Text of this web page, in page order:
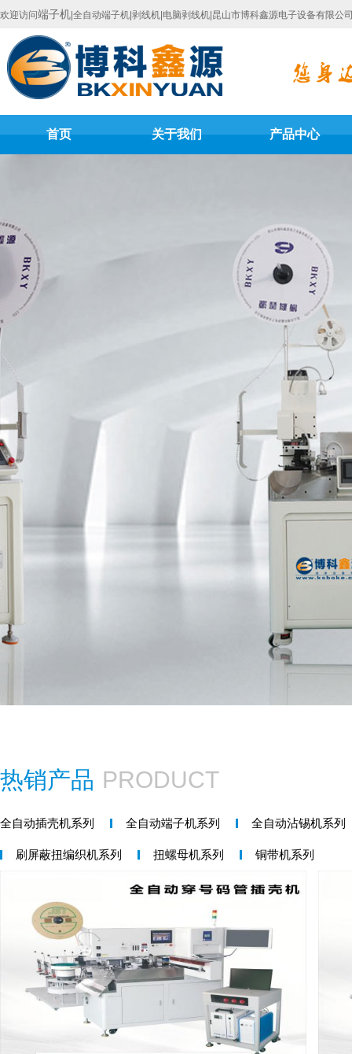
欢迎访问端子机 |全自动端子机|剥线机|电脑剥线机|昆山市博科鑫源电子设备有限公
首页 关于我们 产品中心
热销产品 PRODUCT
全自动插壳机系列 全自动端子机系列 全自动沾锡机系列
刷屏蔽扭编织机系列 扭螺母机系列 铜带机系列